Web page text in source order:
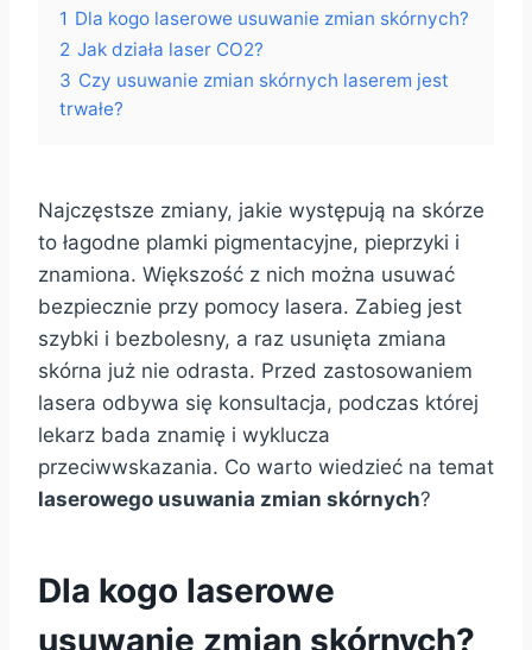
1 Dla kogo laserowe usuwanie zmian skórnych?
2 Jak działa laser CO2?
3 Czy usuwanie zmian skórnych laserem jest
trwałe?
Najczęstsze zmiany, jakie występują na skórze
to łagodne plamki pigmentacyjne, pieprzyki i
znamiona. Większość z nich można usuwać
bezpiecznie przy pomocy lasera. Zabieg jest
szybki i bezbolesny, a raz usunięta zmiana
skórna już nie odrasta. Przed zastosowaniem
lasera odbywa się konsultacja, podczas której
lekarz bada znamię i wyklucza
przeciwwskazania. Co warto wiedzieć na temat
laserowego usuwania zmian skórnych?
Dla kogo laserowe
usuwanie zmian skórnych?